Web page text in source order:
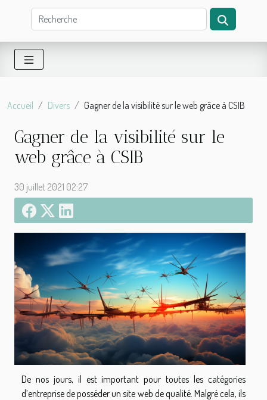
Accueil Divers Gagner de la visibilité sur le web grâce à CSIB
Gagner de la visibilité sur le
web grâce à CSIB
30 juillet 2021 02:27
De nos jours, il est important pour toutes les catégories
d’entreprise de posséder un site web de qualité. Malgré cela, ils